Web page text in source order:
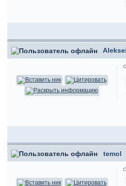
Aleksei
temol